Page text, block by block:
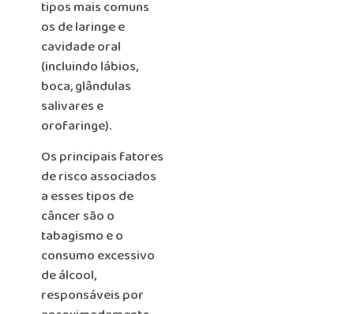
tipos mais comuns
os de laringe e
cavidade oral
(incluindo lábios,
boca, glândulas
salivares e
orofaringe).
Os principais fatores
de risco associados
a esses tipos de
câncer são o
tabagismo e o
consumo excessivo
de álcool,
responsáveis por